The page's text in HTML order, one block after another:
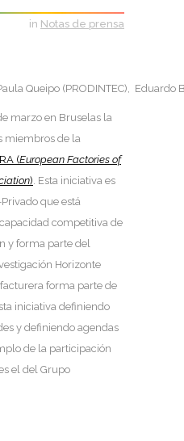
in Notas de prensa
Queipo (PRODINTEC),
marzo en Bruselas la
miembros de la
(European Factories of
). Esta iniciativa es
que está
competitiva de
y forma parte del
Horizonte
forma parte de
iniciativa definiendo
y definiendo agendas
de la participación
el del Grupo